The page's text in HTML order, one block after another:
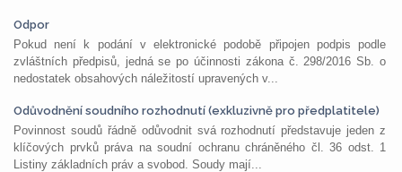
Odpor
Pokud není k podání v elektronické podobě připojen podpis podle
zvláštních předpisů, jedná se po účinnosti zákona č. 298/2016 Sb. o
nedostatek obsahových náležitostí upravených v...
Odůvodnění soudního rozhodnutí (exkluzivně pro předplatitele)
Povinnost soudů řádně odůvodnit svá rozhodnutí představuje jeden z
klíčových prvků práva na soudní ochranu chráněného čl. 36 odst. 1
Listiny základních práv a svobod. Soudy mají...